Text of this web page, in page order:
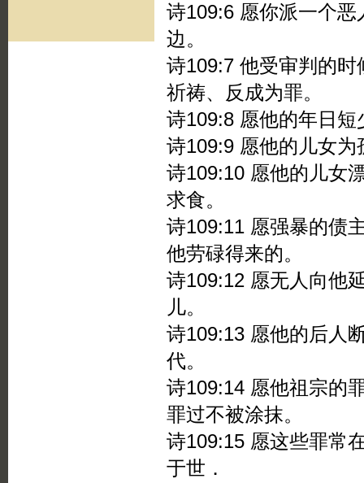
诗109:6 愿你派一个
边。
诗109:7 他受审判的
祈祷、反成为罪。
诗109:8 愿他的年日
诗109:9 愿他的儿女
诗109:10 愿他的儿女
求食。
诗109:11 愿强暴的债
他劳碌得来的。
诗109:12 愿无人向他
儿。
诗109:13 愿他的后人
代。
诗109:14 愿他祖宗的
罪过不被涂抹。
诗109:15 愿这些罪常
于世．